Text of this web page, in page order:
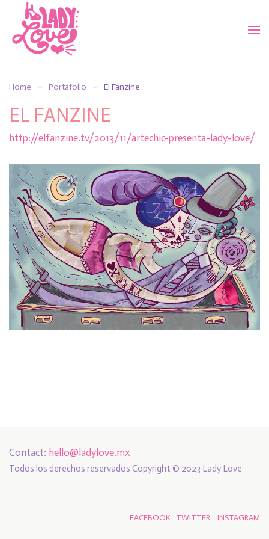
Home Portafolio El Fanzine
EL FANZINE
http://elfanzine.tv/2013/11/artechic-presenta-lady-love/
Contact: hello@ladylove.mx
Todos los derechos reservados Copyright © 2023 Lady Love
FACEBOOK TWITTER INSTAGRAM